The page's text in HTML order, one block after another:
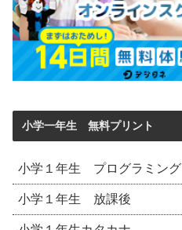
小学一年生 無料プリント
小学１年生 プログラミング
小学１年生 放課後